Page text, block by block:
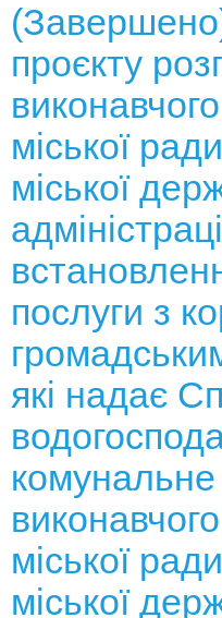
проєкту
міської
міської
послуги з
які надає
комунальне
міської
міської